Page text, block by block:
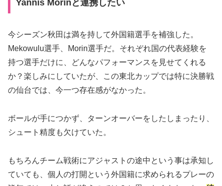
Yannis Morinと連携したい
今シーズン秋田は満を持して外国籍選手を補強した。
Mekowulu選手、Morin選手だ。それぞれ国の代表経験を
持つ選手だけに、どんなパフォーマンスを見せてくれる
か？楽しみにしていたが、この東北カップでは特に決勝戦
の仙台では、今一つ存在感がなかった。
ボールが手につかず、ターンオーバーをしたしまったり、
シュート精度も欠けていた。
もちろんチーム戦術にアジャストの途中という事は承知し
ていても、個人の打開という外国籍に求められるプレーの